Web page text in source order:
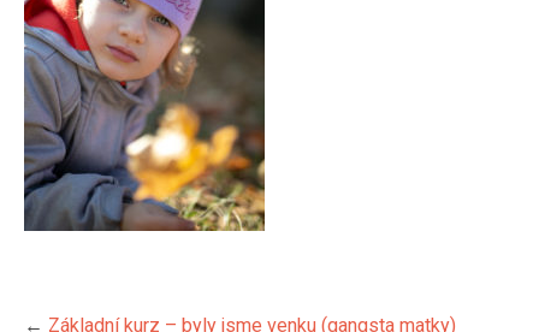
← Základní kurz – byly jsme venku (gangsta matky)